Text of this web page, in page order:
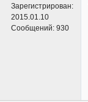
Зарегистрирован:
2015.01.10
Сообщений: 930